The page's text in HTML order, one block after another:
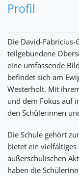
Profil
Die David-Fabricius-
teilgebundene
eine umfassende
befindet sich am
Westerholt. Mit
und dem Fokus auf
den Schülerinnen
Die Schule gehört
bietet ein
außerschulischen
haben die